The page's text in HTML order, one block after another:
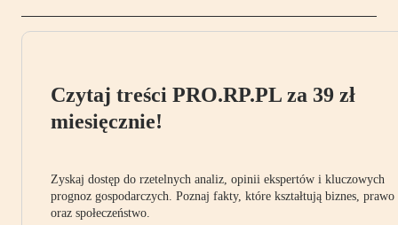
Czytaj treści PRO.RP.PL za 39 zł
miesięcznie!
Zyskaj dostęp do rzetelnych analiz, opinii ekspertów i kluczowych
prognoz gospodarczych. Poznaj fakty, które kształtują biznes, prawo
oraz społeczeństwo.